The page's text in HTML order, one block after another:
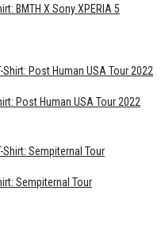
BMTH X Sony XPERIA 5
Post Human USA Tour 2022
Sempiternal Tour